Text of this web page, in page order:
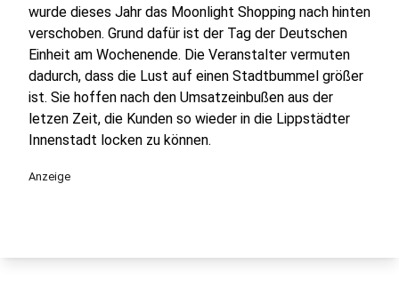
wurde dieses Jahr das Moonlight Shopping nach hinten
verschoben. Grund dafür ist der Tag der Deutschen
Einheit am Wochenende. Die Veranstalter vermuten
dadurch, dass die Lust auf einen Stadtbummel größer
ist. Sie hoffen nach den Umsatzeinbußen aus der
letzen Zeit, die Kunden so wieder in die Lippstädter
Innenstadt locken zu können.
Anzeige